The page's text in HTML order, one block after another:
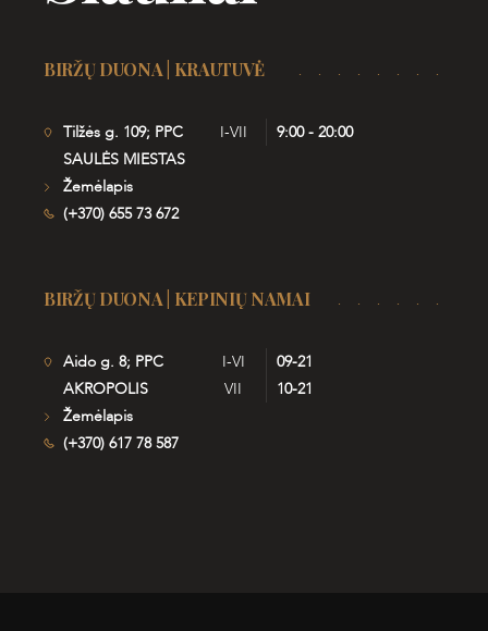
BIRŽŲ DUONA | KRAUTUVĖ
Tilžės g. 109; PPC
SAULĖS MIESTAS
Žemėlapis
(+370) 655 73 672
I-VII 9:00 - 20:00
BIRŽŲ DUONA | KEPINIŲ NAMAI
Aido g. 8; PPC
AKROPOLIS
Žemėlapis
(+370) 617 78 587
I-VI
09-21
VII
10-21